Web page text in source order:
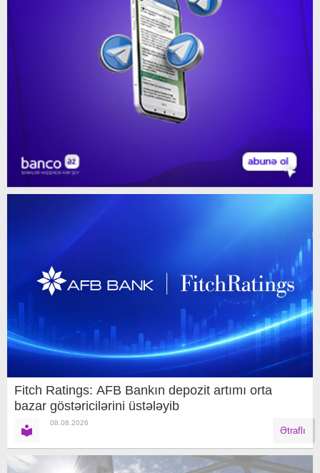
Fitch Ratings: AFB Bankın depozit artımı orta
bazar göstəricilərini üstələyib
08.08.2026
Ətraflı